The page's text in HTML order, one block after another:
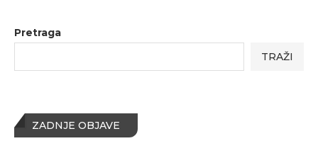
Pretraga
TRAŽI
ZADNJE OBJAVE